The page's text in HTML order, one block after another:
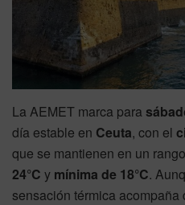
La AEMET marca para
día estable en Ceuta, con el
que se mantienen en un
24°C y mínima de 18°C.
sensación térmica acompaña